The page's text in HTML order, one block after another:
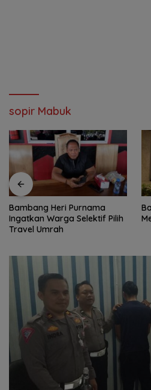
sopir Mabuk
Bangun Banua Gandeng
Media, Perkuat Transparansi